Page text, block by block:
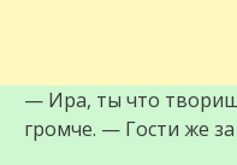
— Ира, ты что
громче. — Гости же